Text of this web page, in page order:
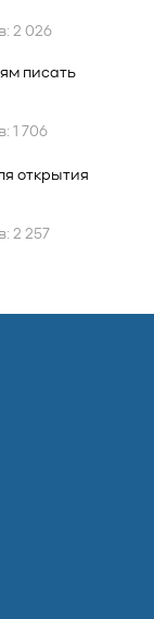
2 026
писать
1 706
открытия
2 257